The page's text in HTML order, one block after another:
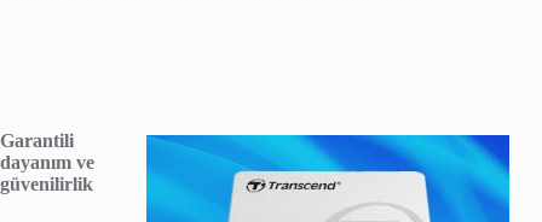
Garantili
dayanım ve
güvenilirlik